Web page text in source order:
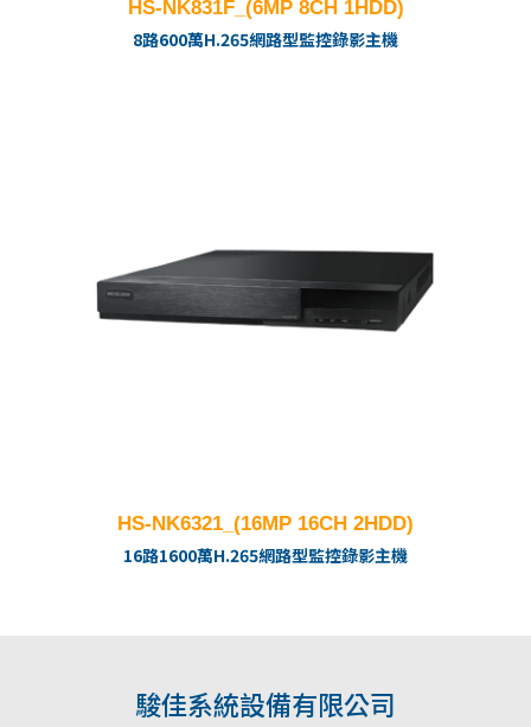
HS-NK831F_(6MP 8CH 1HDD)
8路600萬H.265網路型監控錄影主機
HS-NK6321_(16MP 16CH 2HDD)
16路1600萬H.265網路型監控錄影主機
駿佳系統設備有限公司